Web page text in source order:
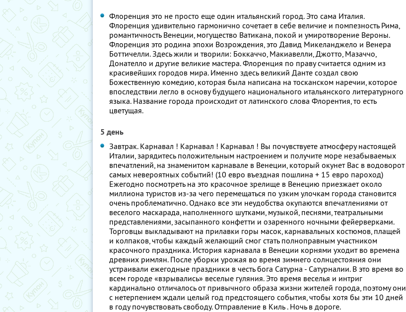
Флоренция это не просто еще один итальянский город. Это сама Италия.
Флоренция удивительно гармонично сочетает в себе величие и помпезность Рима,
романтичность Венеции, могущество Ватикана, покой и умиротворение Вероны.
Флоренция это родина эпохи Возрождения, это Давид Микеланджело и Венера
Боттичелли. Здесь жили и творили: Боккаччо, Макиавелли, Джотто, Мазаччо,
Донателло и другие великие мастера. Флоренция по праву считается одним из
красивейших городов мира. Именно здесь великий Данте создал свою
Божественную комедию, которая была написана на тосканском наречии, которое
впоследствии легло в основу будущего национального итальянского литературного
языка. Название города происходит от латинского слова Флорентия, то есть
цветущая.
5 день
Завтрак. Карнавал ! Карнавал ! Карнавал ! Вы почувствуете атмосферу настоящей
Италии, зарядитесь положительным настроением и получите море незабываемых
впечатлений, на знаменитом карнавале в Венеции, который окунет Вас в водоворот
самых невероятных событий! (10 евро въездная пошлина + 15 евро пароход)
Ежегодно посмотреть на это красочное зрелище в Венецию приезжает около
миллиона туристов из-за чего перемещаться по узким улочкам города становится
очень проблематично. Однако все эти неудобства окупаются впечатлениями от
веселого маскарада, наполненного шутками, музыкой, песнями, театральными
представлениями, засыпанного конфетти и озаренного ночными фейерверками.
Торговцы выкладывают на прилавки горы масок, карнавальных костюмов, плащей
и колпаков, чтобы каждый желающий смог стать полноправным участником
красочного праздника. История карнавала в Венеции корнями уходит во времена
древних римлян. После уборки урожая во время зимнего солнцестояния они
устраивали ежегодные праздники в честь бога Сатурна - Сатурналии. В это время во
всем городе «взрывались» веселые гуляния. Это время веселья и интриг
кардинально отличалось от привычного образа жизни жителей города, поэтому они
с нетерпением ждали целый год предстоящего события, чтобы хотя бы эти 10 дней
в году почувствовать свободу. Отправление в Киль . Ночь в дороге.